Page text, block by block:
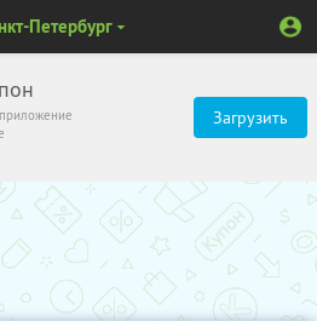
Загрузить
Петербург